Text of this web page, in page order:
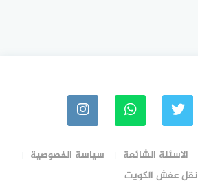
الاسئلة الشائعة
سياسة الخصوصية
نقل عفش الكويت